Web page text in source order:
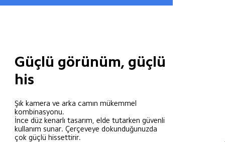
Güçlü görünüm, güçlü
his
Şık kamera ve arka camın mükemmel
kombinasyonu.
İnce düz kenarlı tasarım, elde tutarken güvenli
kullanım sunar. Çerçeveye dokunduğunuzda
çok güçlü hissettirir.